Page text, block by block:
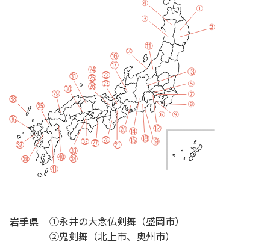
岩手県
①永井の大念仏剣舞（盛岡市）
②鬼剣舞（北上市、奥州市）